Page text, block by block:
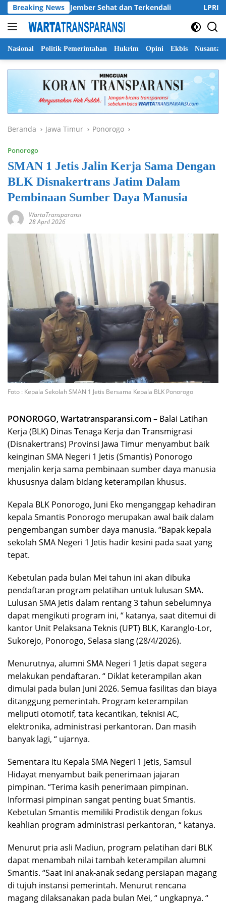
Langsung
ke
konten
Breaking News
Kabupaten Jember Sehat dan Terkendali LPRI DPC
Nasional Politik Pemerintahan Hukrim Opini Ekbis Nusantara
Beranda Jawa Timur Ponorogo
Ponorogo
SMAN 1 Jetis Jalin Kerja Sama Dengan
BLK Disnakertrans Jatim Dalam
Pembinaan Sumber Daya Manusia
WartaTransparansi
28 April 2026
Foto : Kepala Sekolah SMAN 1 Jetis Bersama Kepala BLK Ponorogo
PONOROGO, Wartatransparansi.com – Balai Latihan
Kerja (BLK) Dinas Tenaga Kerja dan Transmigrasi
(Disnakertrans) Provinsi Jawa Timur menyambut baik
keinginan SMA Negeri 1 Jetis (Smantis) Ponorogo
menjalin kerja sama pembinaan sumber daya manusia
khususnya dalam bidang keterampilan khusus.
Kepala BLK Ponorogo, Juni Eko menganggap kehadiran
kepala Smantis Ponorogo merupakan awal baik dalam
pengembangan sumber daya manusia. “Bapak kepala
sekolah SMA Negeri 1 Jetis hadir kesini pada saat yang
tepat.
Kebetulan pada bulan Mei tahun ini akan dibuka
pendaftaran program pelatihan untuk lulusan SMA.
Lulusan SMA Jetis dalam rentang 3 tahun sebelumnya
dapat mengikuti program ini, “ katanya, saat ditemui di
kantor Unit Pelaksana Teknis (UPT) BLK, Karanglo-Lor,
Sukorejo, Ponorogo, Selasa siang (28/4/2026).
Menurutnya, alumni SMA Negeri 1 Jetis dapat segera
melakukan pendaftaran. “ Diklat keterampilan akan
dimulai pada bulan Juni 2026. Semua fasilitas dan biaya
ditanggung pemerintah. Program keterampilan
meliputi otomotif, tata kecantikan, teknisi AC,
elektronika, administrasi perkantoran. Dan masih
banyak lagi, “ ujarnya.
Sementara itu Kepala SMA Negeri 1 Jetis, Samsul
Hidayat menyambut baik penerimaan jajaran
pimpinan. “Terima kasih penerimaan pimpinan.
Informasi pimpinan sangat penting buat Smantis.
Kebetulan Smantis memiliki Prodistik dengan fokus
keahlian program administrasi perkantoran, “ katanya.
Menurut pria asli Madiun, program pelatihan dari BLK
dapat menambah nilai tambah keterampilan alumni
Smantis. “Saat ini anak-anak sedang persiapan magang
di tujuh instansi pemerintah. Menurut rencana
magang dilaksanakan pada bulan Mei, “ ungkapnya. “